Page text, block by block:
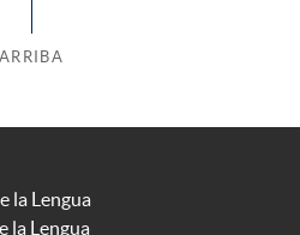
ARRIBA
la Lengua
la Lengua